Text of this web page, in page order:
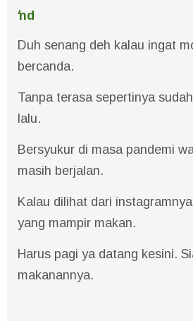
'nd
Duh senang deh kalau ingat
bercanda.
Tanpa terasa sepertinya
lalu.
Bersyukur di masa pandemi
masih berjalan.
Kalau dilihat dari
yang mampir makan.
Harus pagi ya datang kesini.
makanannya.